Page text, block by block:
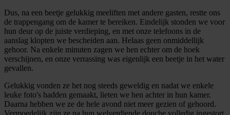
Dus, na een beetje gelukkig meeliften met andere gasten, restte ons
de trappengang om de kamer te bereiken. Eindelijk stonden we voor
hun deur op de juiste verdieping, en met onze telefoons in de
aanslag klopten we bescheiden aan. Helaas geen onmiddellijk
gehoor. Na enkele minuten zagen we hen echter om de hoek
verschijnen, en onze verrassing was eigenlijk een beetje in het water
gevallen.
Gelukkig vonden ze het nog steeds geweldig en nadat we enkele
leuke foto's hadden gemaakt, lieten we hen achter in hun kamer.
Daarna hebben we ze de hele avond niet meer gezien of gehoord.
Vermoedelijk zijn ze na hun welverdiende douche volledig ingestort